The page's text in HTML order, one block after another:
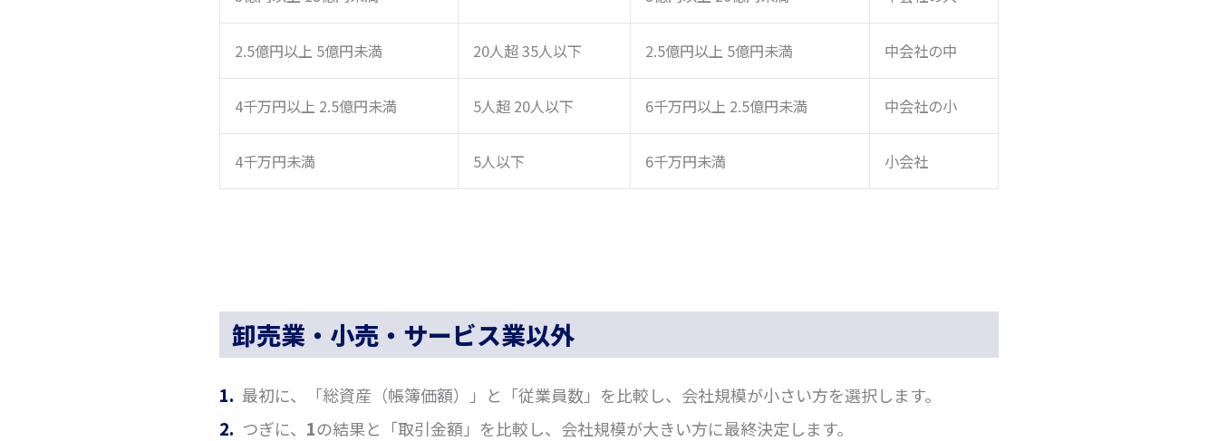
2.5億円以上 5億円未満 20人超 35人以下 2.5億円以上 5億円未満 中会社の中
4千万円以上 2.5億円未満 5人超 20人以下 6千万円以上 2.5億円未満 中会社の小
4千万円未満 5人以下 6千万円未満 小会社
卸売業・小売・サービス業以外
最初に、「総資産（帳簿価額）」と「従業員数」を比較し、会社規模が小さい方を選択します。
つぎに、 1の結果と「取引金額」を比較し、会社規模が大きい方に最終決定します。